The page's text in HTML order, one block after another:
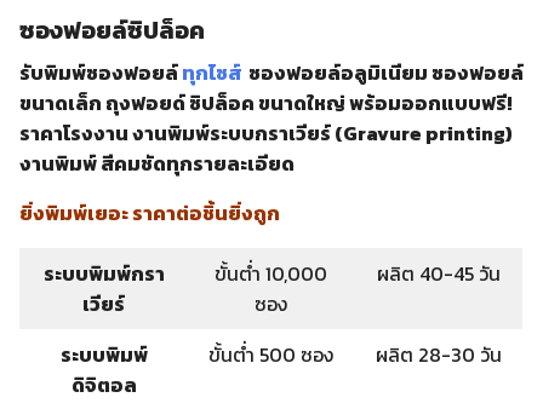
ซองฟอยล์ซิปล็อค
รับพิมพ์ซองฟอยล์ทุกไซส์ ซองฟอยล์อลูมิเนียม ซองฟอยล์
ขนาดเล็ก ถุงฟอยด์ ซิปล็อค ขนาดใหญ่ พร้อมออกแบบฟรี!
ราคาโรงงาน งานพิมพ์ระบบกราเวียร์ (Gravure printing)
งานพิมพ์ สีคมชัดทุกรายละเอียด
ยิ่งพิมพ์เยอะ ราคาต่อชิ้นยิ่งถูก
ระบบพิมพ์กรา
เวียร์
ขั้นต่ำ 10,000
ซอง
ผลิต 40-45 วัน
ระบบพิมพ์
ดิจิตอล
ขั้นต่ำ 500 ซอง ผลิต 28-30 วัน